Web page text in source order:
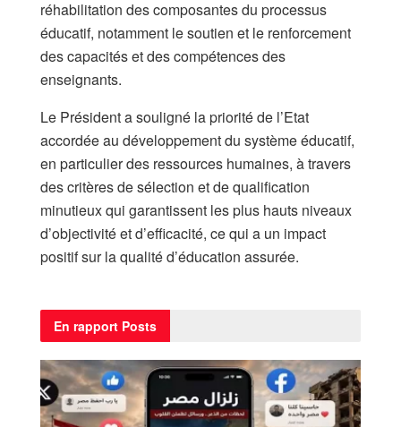
réhabilitation des composantes du processus
éducatif, notamment le soutien et le renforcement
des capacités et des compétences des
enseignants.
Le Président a souligné la priorité de l’Etat
accordée au développement du système éducatif,
en particulier des ressources humaines, à travers
des critères de sélection et de qualification
minutieux qui garantissent les plus hauts niveaux
d’objectivité et d’efficacité, ce qui a un impact
positif sur la qualité d’éducation assurée.
En rapport Posts